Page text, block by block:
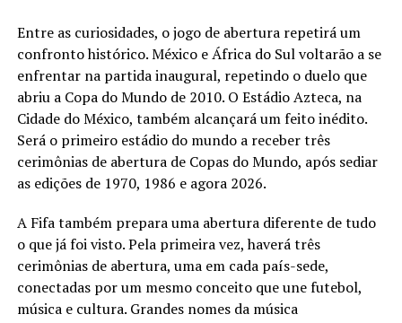
Entre as curiosidades, o jogo de abertura repetirá um
confronto histórico. México e África do Sul voltarão a se
enfrentar na partida inaugural, repetindo o duelo que
abriu a Copa do Mundo de 2010. O Estádio Azteca, na
Cidade do México, também alcançará um feito inédito.
Será o primeiro estádio do mundo a receber três
cerimônias de abertura de Copas do Mundo, após sediar
as edições de 1970, 1986 e agora 2026.
A Fifa também prepara uma abertura diferente de tudo
o que já foi visto. Pela primeira vez, haverá três
cerimônias de abertura, uma em cada país-sede,
conectadas por um mesmo conceito que une futebol,
música e cultura. Grandes nomes da música